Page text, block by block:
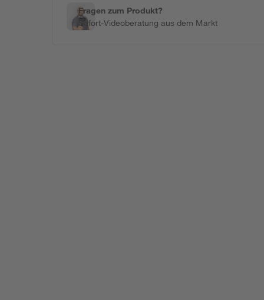
Fragen zum Produkt?
Sofort-Videoberatung aus dem Markt